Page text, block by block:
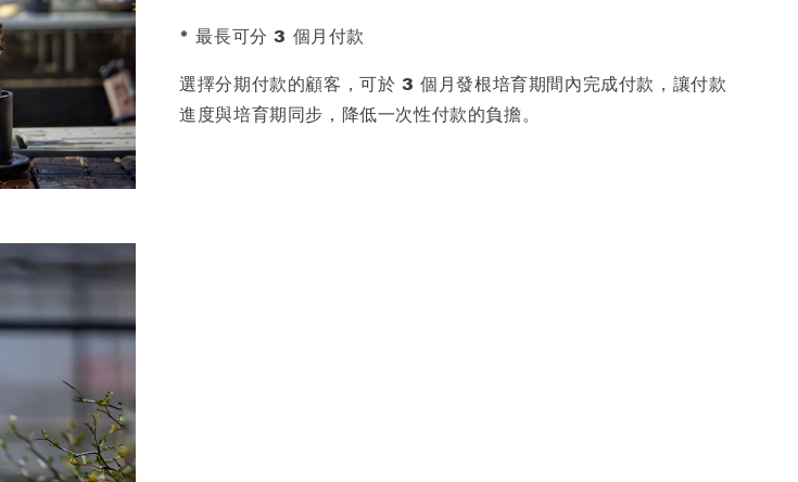
* 最長可分 3 個月付款
選擇分期付款的顧客，可於 3 個月發根培育期間內完成付款，讓付款
進度與培育期同步，降低一次性付款的負擔。